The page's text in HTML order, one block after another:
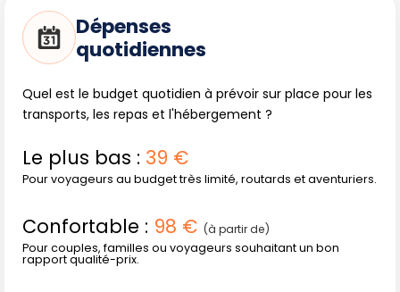
Dépenses
quotidiennes
Quel est le budget quotidien à prévoir sur place pour les
transports, les repas et l'hébergement ?
Le plus bas : 39 €
Pour voyageurs au budget très limité, routards et aventuriers.
Confortable : 98 € (à partir de)
Pour couples, familles ou voyageurs souhaitant un bon
rapport qualité-prix.